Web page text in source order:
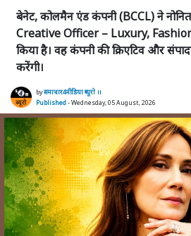
बेनेट, कोलमैन एंड कंपनी (BCCL) ने
Creative Officer – Luxury,
किया है। वह कंपनी की क्रिएटिव और
करेंगी।
byसमाचार4मीडिया ब्यूरो ।।
Published- Wednesday, 05 August, 2026